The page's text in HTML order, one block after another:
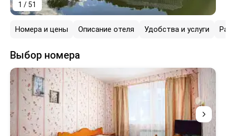
1 / 51
Номера и цены Описание отеля Удобства и услуги
Выбор номера